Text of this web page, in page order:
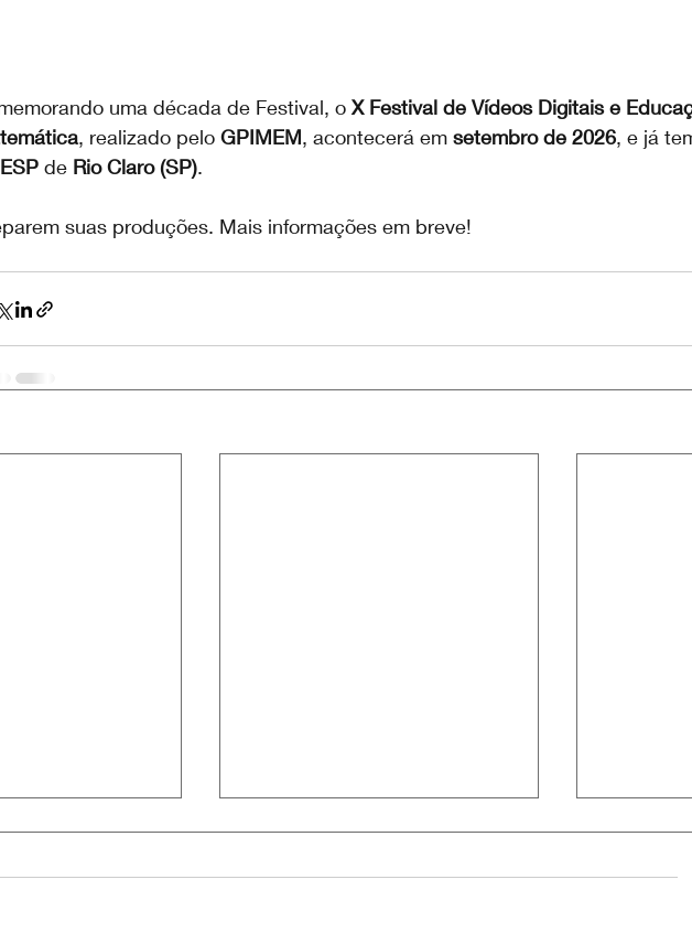
uma década de Festival, o X Festival de Vídeos Digitais e
, realizado pelo GPIMEM, acontecerá em setembro de 2026, e já
de Rio Claro (SP).
suas produções. Mais informações em breve!